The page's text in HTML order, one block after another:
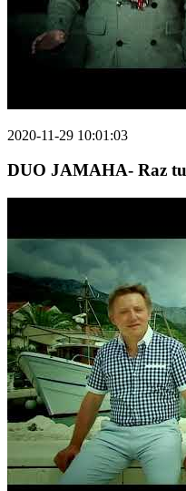
2020-11-29 10:01:03
DUO JAMAHA- Raz